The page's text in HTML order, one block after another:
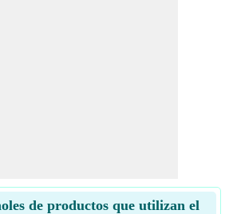
de productos que utilizan el